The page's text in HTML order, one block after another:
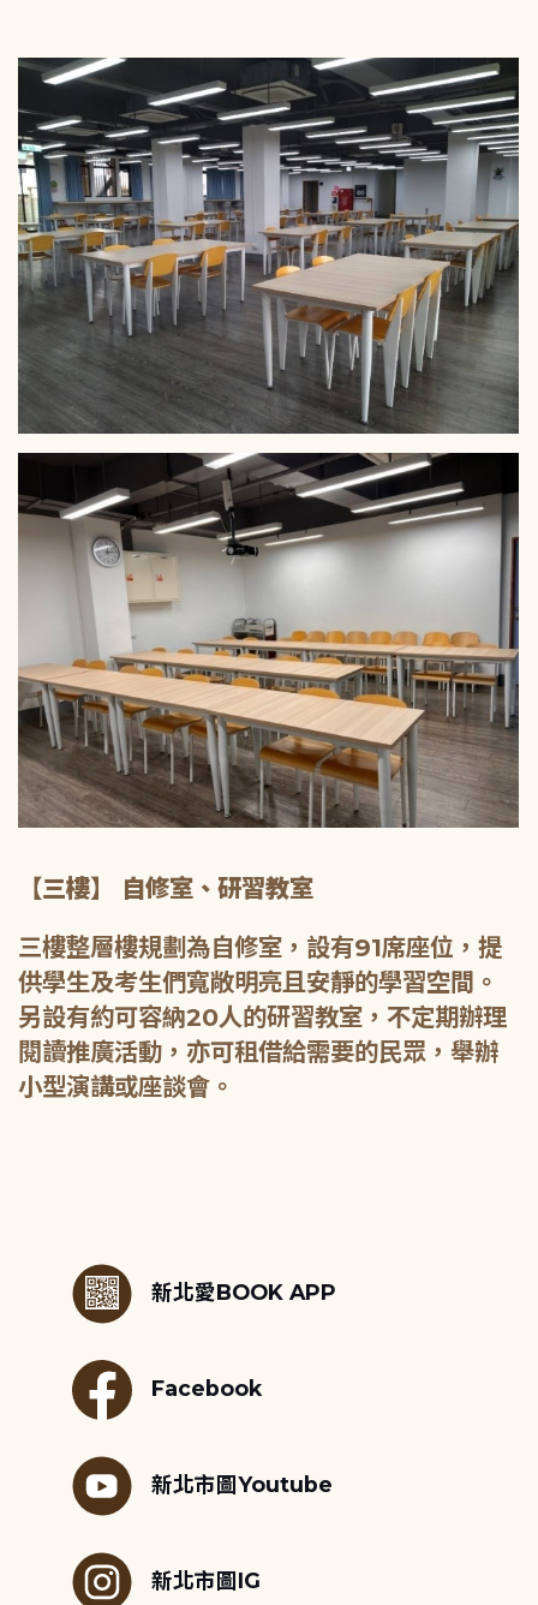
【三樓】 自修室、研習教室
三樓整層樓規劃為自修室，設有91席座位，提
供學生及考生們寬敞明亮且安靜的學習空間。
另設有約可容納20人的研習教室，不定期辦理
閱讀推廣活動，亦可租借給需要的民眾，舉辦
小型演講或座談會。
新北愛BOOK APP
Facebook
新北市圖Youtube
新北市圖IG